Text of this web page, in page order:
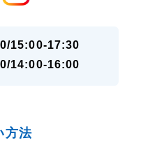
15:00-17:30
14:00-16:00
方法